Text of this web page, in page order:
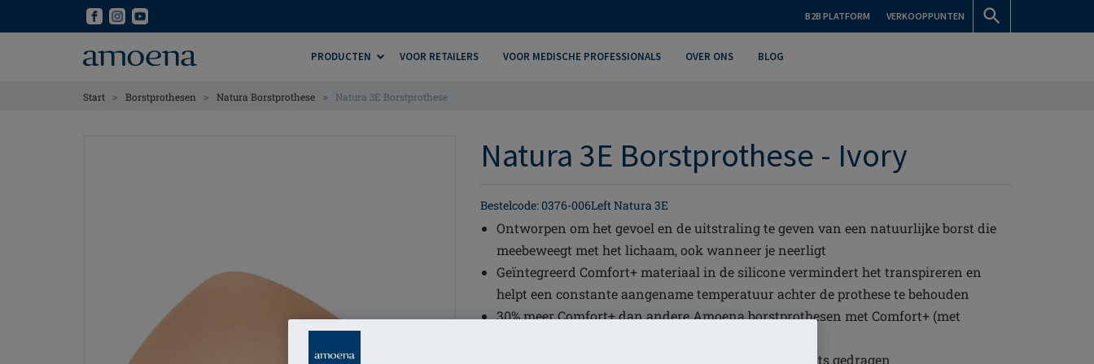
B2B PLATFORM VERKOOPPUNTEN
PRODUCTEN VOOR RETAILERS VOOR MEDISCHE PROFESSIONALS OVER ONS BLOG
Start > Borstprothesen > Natura Borstprothese > Natura 3E Borstprothese
Natura 3E Borstprothese - Ivory
Bestelcode: 0376-006Left Natura 3E
Ontworpen om het gevoel en de uitstraling te geven van een natuurlijke borst die
meebeweegt met het lichaam, ook wanneer je neerligt
Geïntegreerd Comfort+ materiaal in de silicone vermindert het transpireren en
helpt een constante aangename temperatuur achter de prothese te behouden
30% meer Comfort+ dan andere Amoena borstprothesen met Comfort+ (met
Asymmetrische vorm - wordt ofwel links ofwel rechts gedragen